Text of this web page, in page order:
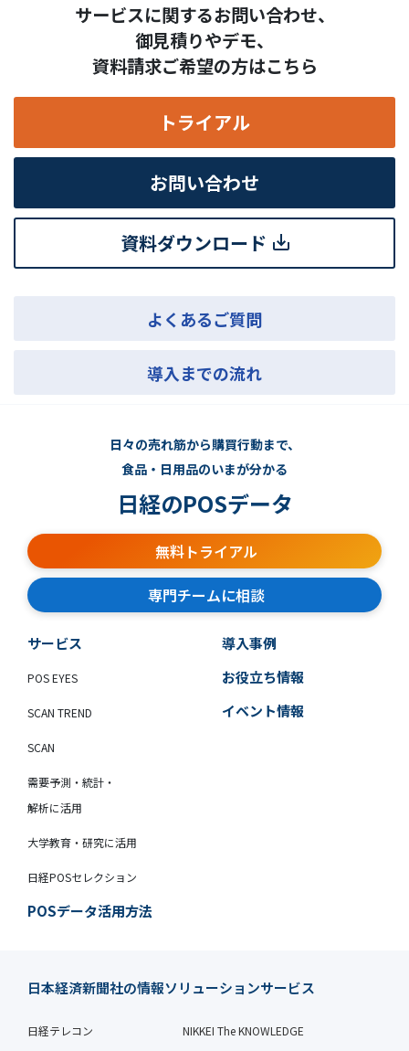
サービスに関するお問い合わせ、
御見積りやデモ、
資料請求ご希望の方はこちら
トライアル
お問い合わせ
資料ダウンロード
よくあるご質問
導入までの流れ
日々の売れ筋から購買行動まで、
食品・日用品のいまが分かる
日経のPOSデータ
無料トライアル
専門チームに相談
サービス
POS EYES
SCAN TREND
SCAN
需要予測・統計・
解析に活用
大学教育・研究に活用
日経POSセレクション
POSデータ活用方法
導入事例
お役立ち情報
イベント情報
日本経済新聞社の情報ソリューションサービス
日経テレコン
NIKKEI The KNOWLEDGE